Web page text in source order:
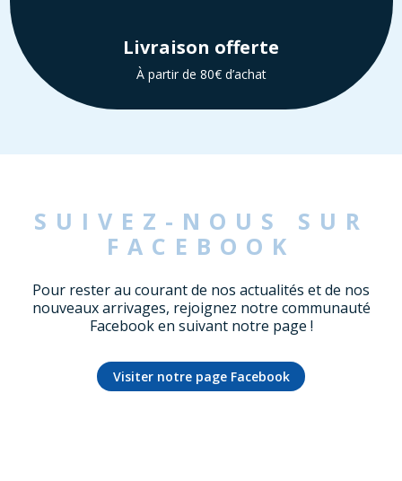
Livraison offerte
À partir de 80€ d’achat
SUIVEZ-NOUS SUR
FACEBOOK
Pour rester au courant de nos actualités et de nos
nouveaux arrivages, rejoignez notre communauté
Facebook en suivant notre page !
Visiter notre page Facebook